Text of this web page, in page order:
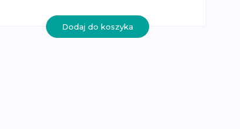
Dodaj do koszyka